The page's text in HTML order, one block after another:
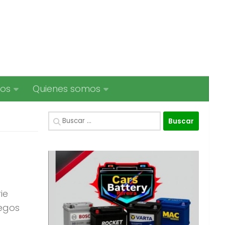
Quienes somos
Buscar: